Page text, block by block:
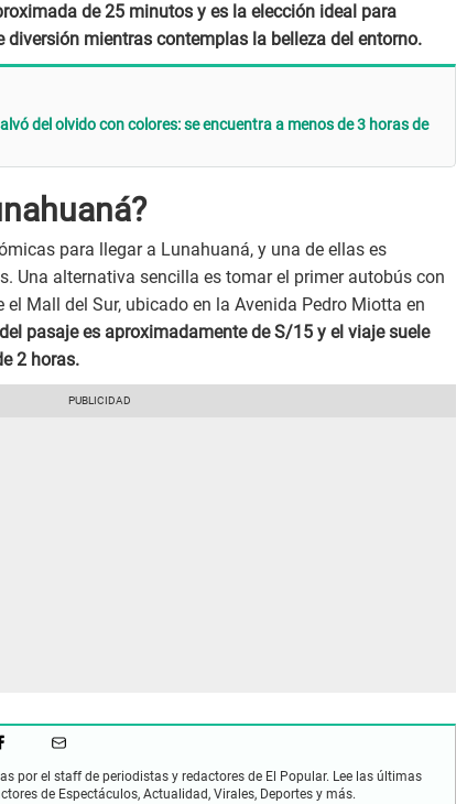
de 25 minutos y es la elección ideal para
mientras contemplas la belleza del entorno.
del olvido con colores: se encuentra a menos de 3 horas de
para llegar a Lunahuaná, y una de ellas es
Una alternativa sencilla es tomar el primer autobús con
el Mall del Sur, ubicado en la Avenida Pedro Miotta en
pasaje es aproximadamente de S/15 y el viaje suele
2 horas.
por el staff de periodistas y redactores de El Popular. Lee las últimas
de Espectáculos, Actualidad, Virales, Deportes y más.